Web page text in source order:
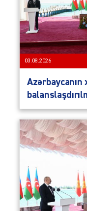
03.08.2026
Azərbaycanın